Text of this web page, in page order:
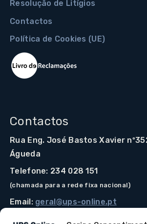
Resolução de Litígios
Contactos
Política de Cookies (UE)
Contactos
Rua Eng. José Bastos Xavier
Águeda
Telefone: 234 028 151
(chamada para a rede fixa nacional)
Email: geral@ups-online.pt